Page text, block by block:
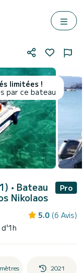
limitées !
par ce bateau
• Bateau
Nikolaos
Pro
5.0 (6 Avis)
d'1h
2021